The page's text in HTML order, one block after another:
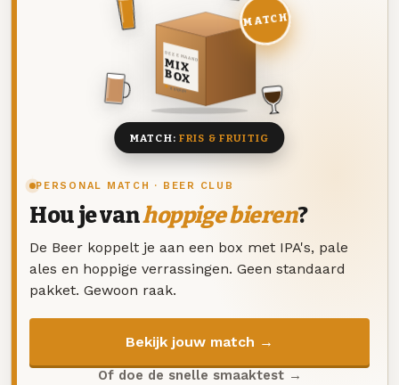
PERSONAL MATCH · BEER CLUB
Hou je vanhoppige bieren?
De Beer koppelt je aan een box met IPA's, pale
ales en hoppige verrassingen. Geen standaard
pakket. Gewoon raak.
Bekijk jouw match →
Of doe de snelle smaaktest →
DEZE MAAND
MIX
BOX
8 BIEREN
MATCH
MATCH: FRIS & FRUITIG